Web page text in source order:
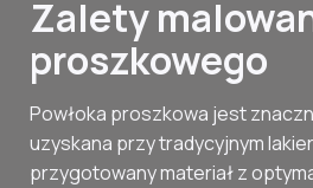
Zalety
proszkowego
Powłoka proszkowa jest
uzyskana przy tradycyjnym
przygotowany materiał z